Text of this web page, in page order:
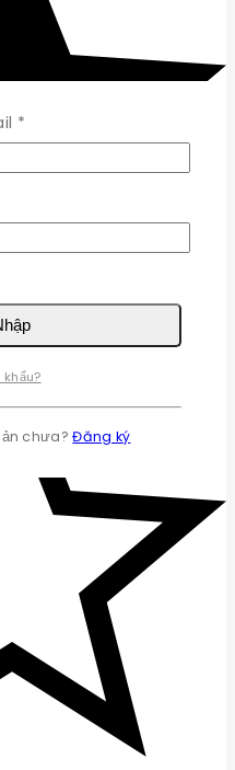
*Bắt
buộc
khẩu?
chưa?Đăng ký